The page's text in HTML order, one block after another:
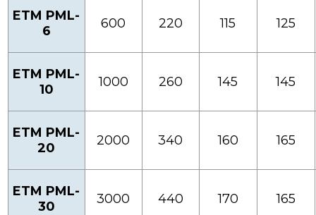
ETM PML-
6
600 220 115 125
ETM PML-
10
1000 260 145 145
ETM PML-
20
2000 340 160 165
ETM PML-
30
3000 440 170 165